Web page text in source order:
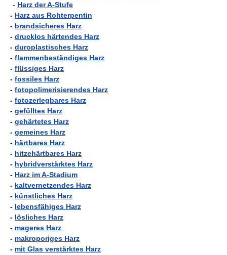
- Harz der A-Stufe
- Harz aus Rohterpentin
- brandsicheres Harz
- drucklos härtendes Harz
- duroplastisches Harz
- flammenbeständiges Harz
- flüssiges Harz
- fossiles Harz
- fotopolimerisierendes Harz
- fotozerlegbares Harz
- gefülltes Harz
- gehärtetes Harz
- gemeines Harz
- härtbares Harz
- hitzehärtbares Harz
- hybridverstärktes Harz
- Harz im A-Stadium
- kaltvernetzendes Harz
- künstliches Harz
- lebensfähiges Harz
- lösliches Harz
- mageres Harz
- makroporiges Harz
- mit Glas verstärktes Harz